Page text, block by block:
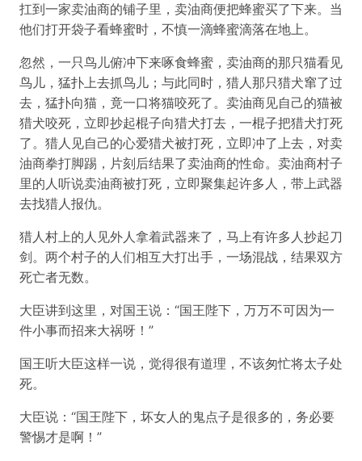
扛到一家卖油商的铺子里，卖油商便把蜂蜜买了下来。当
他们打开袋子看蜂蜜时，不慎一滴蜂蜜滴落在地上。
忽然，一只鸟儿俯冲下来啄食蜂蜜，卖油商的那只猫看见
鸟儿，猛扑上去抓鸟儿；与此同时，猎人那只猎犬窜了过
去，猛扑向猫，竟一口将猫咬死了。卖油商见自己的猫被
猎犬咬死，立即抄起棍子向猎犬打去，一棍子把猎犬打死
了。猎人见自己的心爱猎犬被打死，立即冲了上去，对卖
油商拳打脚踢，片刻后结果了卖油商的性命。卖油商村子
里的人听说卖油商被打死，立即聚集起许多人，带上武器
去找猎人报仇。
猎人村上的人见外人拿着武器来了，马上有许多人抄起刀
剑。两个村子的人们相互大打出手，一场混战，结果双方
死亡者无数。
大臣讲到这里，对国王说：“国王陛下，万万不可因为一
件小事而招来大祸呀！”
国王听大臣这样一说，觉得很有道理，不该匆忙将太子处
死。
大臣说：“国王陛下，坏女人的鬼点子是很多的，务必要
警惕才是啊！”